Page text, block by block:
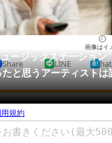
教育・育児
リサーチ
た総合ページ
見通す
ージックステーション
と思うアーティストは
画像はイ
Share LINE